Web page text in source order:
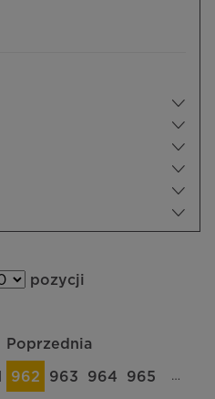
pozycji
Poprzednia
962 963 964 965 …